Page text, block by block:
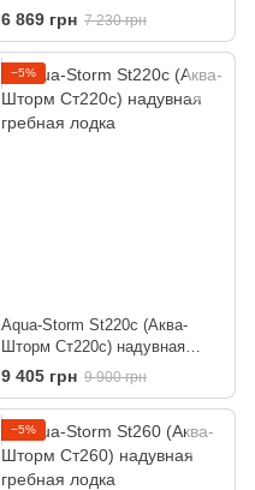
гребная лодка
6 869 грн 7 230 грн
−5%
Aqua-Storm St220c (Аква-
Шторм Ст220с) надувная
гребная лодка
9 405 грн 9 900 грн
−5%